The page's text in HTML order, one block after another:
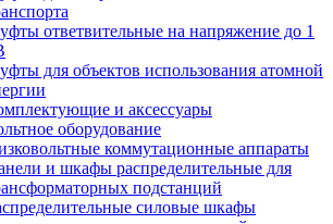
ответвительные на напряжение до 1
для объектов использования атомной
и аксессуары
оборудование
коммутационные аппараты
и шкафы распределительные для
подстанций
силовые шкафы